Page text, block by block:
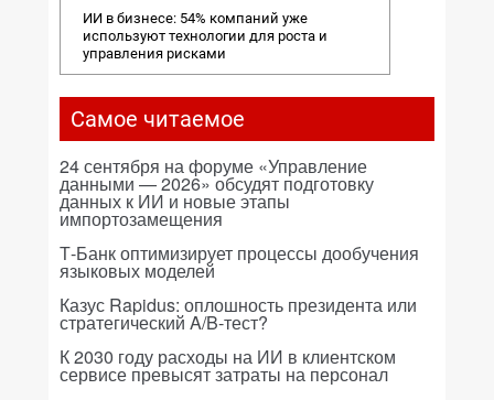
ИИ в бизнесе: 54% компаний уже
используют технологии для роста и
управления рисками
Самое читаемое
24 сентября на форуме «Управление
данными — 2026» обсудят подготовку
данных к ИИ и новые этапы
импортозамещения
Т-Банк оптимизирует процессы дообучения
языковых моделей
Казус Rapidus: оплошность президента или
стратегический A/B-тест?
К 2030 году расходы на ИИ в клиентском
сервисе превысят затраты на персонал